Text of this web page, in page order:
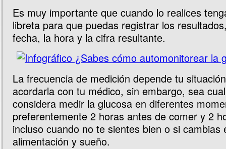
Es muy importante que cuando lo realices
libreta para que puedas registrar los
fecha, la hora y la cifra resultante.
La frecuencia de medición depende tu
acordarla con tu médico, sin embargo, sea
considera medir la glucosa en diferentes
preferentemente 2 horas antes de comer y 2
incluso cuando no te sientes bien o si cambias
alimentación y sueño.